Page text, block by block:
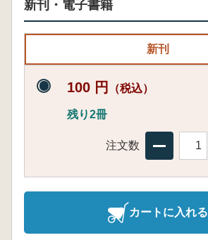
新刊・電子書籍
新刊
100 円 （税込）
残り2冊
注文数
カートに入れる